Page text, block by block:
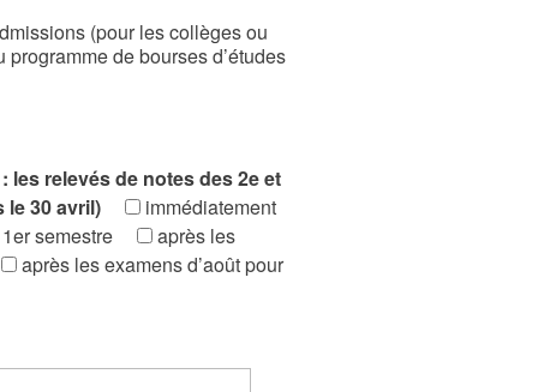
(pour les collèges ou
de bourses d’études
les relevés de notes des 2e et
le 30 avril)
immédiatement
semestre
après les
après les examens d’août pour